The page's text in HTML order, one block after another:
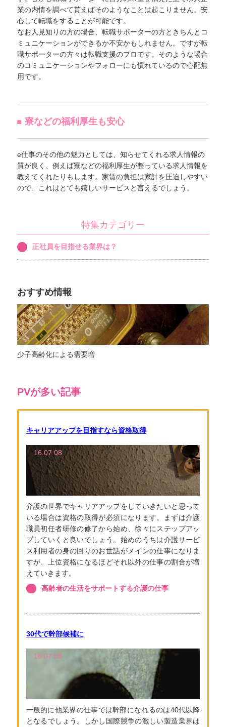
業の内情を調べて貰えばそのようなことは起こりません。安
心して転職をすることが可能です。
なお人見知りの方の場合、転職サポーターの方ときちんとコ
ミュニケーションができるか不安かもしれません。ですが転
職サポーターの方々は転職支援のプロです。そのような場合
のコミュニケーションやフォローにも慣れているので心配無
用です。
寮などの福利厚生も安心
e仕事のその他の魅力としては、知らせてくれる求人情報の
質が良く、例えば寮などの福利厚生が整っている求人情報を
教えてくれたりもします。家賃の負担は家計を圧迫しやすい
ので、これはとても嬉しいサービスと言えるでしょう。
特集カテゴリー
正社員を目指せる業界は？
おすすめ情報
少子高齢化による需要増
PVが多い記事
キャリアアップを目指すなら資格取得
16.07.08
介護の世界でキャリアアップをしていきたいと思って
いる場合は資格の取得が必須になります。まずは介護
職員初任者研修の修了から始め、徐々にステップアッ
プしていくと良いでしょう。始めのうちは介護サービ
ス利用者の身の回りのお世話がメインの仕事になりま
すが、上位資格になるほどそれ以外の仕事の割合が増
えていきます。
高齢者の生活をサポートする介護の仕事
30代で幹部候補に
16.07.08
一般的に他業界の仕事では幹部になれるのは40代以降
となるでしょう。しかし国際競争の激しい製造業界は